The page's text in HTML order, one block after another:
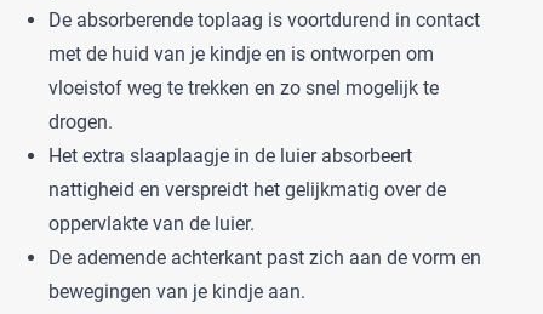
De absorberende toplaag is voortdurend in contact
met de huid van je kindje en is ontworpen om
vloeistof weg te trekken en zo snel mogelijk te
drogen.
Het extra slaaplaagje in de luier absorbeert
nattigheid en verspreidt het gelijkmatig over de
oppervlakte van de luier.
De ademende achterkant past zich aan de vorm en
bewegingen van je kindje aan.